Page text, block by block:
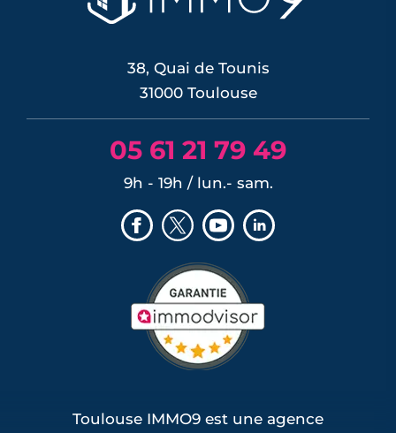
38, Quai de Tounis
31000 Toulouse
05 61 21 79 49
9h - 19h / lun.- sam.
Toulouse IMMO9 est une agence